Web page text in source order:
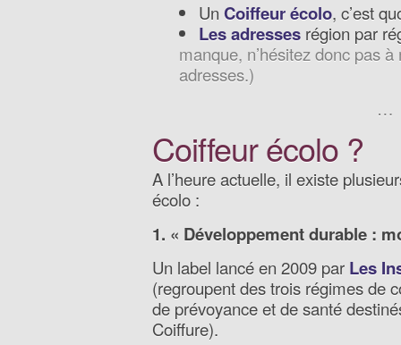
Un Coiffeur écolo, c’est
Les adresses région par
manque, n’hésitez donc pas
adresses.)
…
Coiffeur écolo ?
A l’heure actuelle, il existe
écolo :
1. « Développement durable :
Un label lancé en 2009 par Les
(regroupent des trois régimes de
de prévoyance et de santé
Coiffure).